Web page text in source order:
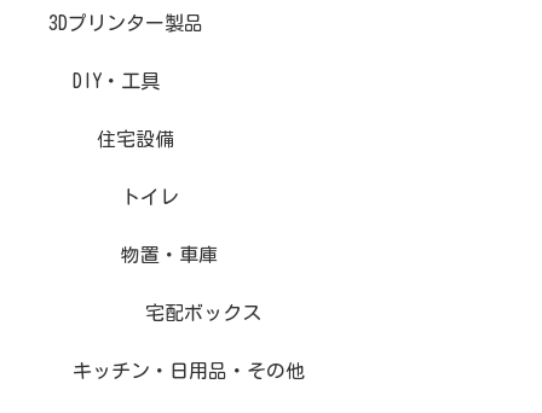
3Dプリンター製品
DIY・工具
住宅設備
トイレ
物置・車庫
宅配ボックス
キッチン・日用品・その他